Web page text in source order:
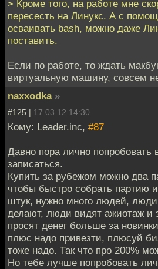
> Кроме того, на работе мне
пересесть на Линукс. А с
осваивать bash, можно даже
поставить.
Если по работе, то ждать
виртуальную машину, совсем
naxxodka »
#125 | 17.03.12 14:30
Кому: Leader.inc, #87
Давно пора лично попробовать
записаться.
Купить за рубежом можно два
чтобы быстро собрать партию
штук, нужно много людей, люди
делают, люди видят ажиотаж и
просят денег больше за
плюс надо привезти, плюсуй
тоже надо. Так что про 200%
Но тебе лучше попробовать